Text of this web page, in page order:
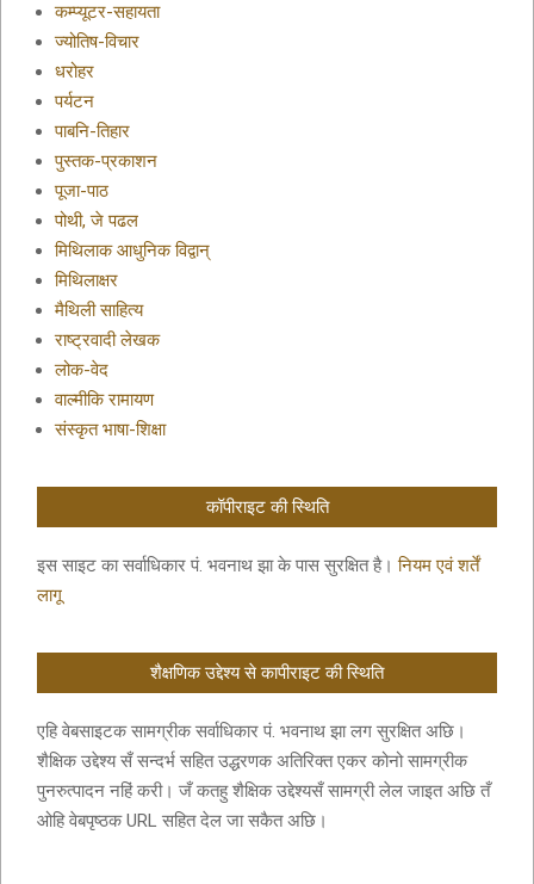
कम्प्यूटर-सहायता
ज्योतिष-विचार
धरोहर
पर्यटन
पाबनि-तिहार
पुस्तक-प्रकाशन
पूजा-पाठ
पोथी, जे पढल
मिथिलाक आधुनिक विद्वान्
मिथिलाक्षर
मैथिली साहित्य
राष्ट्रवादी लेखक
लोक-वेद
वाल्मीकि रामायण
संस्कृत भाषा-शिक्षा
कॉपीराइट की स्थिति
इस साइट का सर्वाधिकार पं. भवनाथ झा के पास सुरक्षित है।नियम एवं शर्तें
लागू
शैक्षणिक उद्देश्य से कापीराइट की स्थिति
एहि वेबसाइटक सामग्रीक सर्वाधिकार पं. भवनाथ झा लग सुरक्षित अछि।
शैक्षिक उद्देश्य सँ सन्दर्भ सहित उद्धरणक अतिरिक्त एकर कोनो सामग्रीक
पुनरुत्पादन नहिं करी। जँ कतहु शैक्षिक उद्देश्यसँ सामग्री लेल जाइत अछि तँ
ओहि वेबपृष्ठक URL सहित देल जा सकैत अछि।